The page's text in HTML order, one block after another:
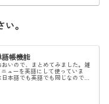
。
語帳機能
いので、まとめてみました。雑
ューを英語にして使っていま
本語でも英語でも同じなので画